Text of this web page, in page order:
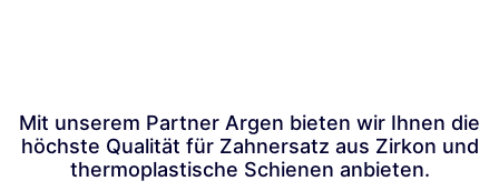
Mit unserem Partner Argen bieten wir Ihnen die
höchste Qualität für Zahnersatz aus Zirkon und
thermoplastische Schienen anbieten.